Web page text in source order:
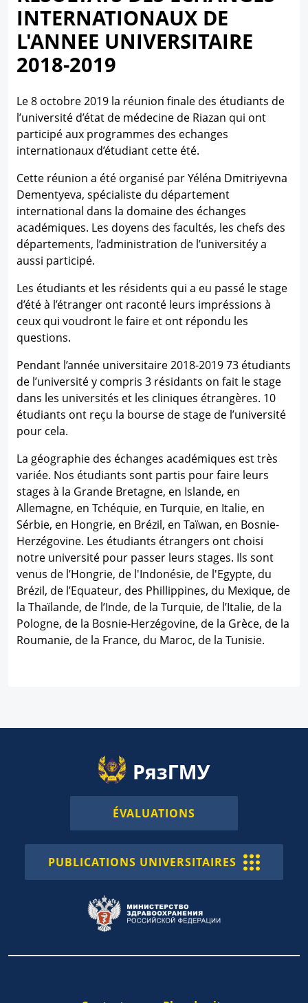
INTERNATIONAUX DE
L'ANNEE UNIVERSITAIRE
2018-2019
Le 8 octobre 2019 la réunion finale des étudiants de
l’université d’état de médecine de Riazan qui ont
participé aux programmes des echanges
internationaux d’étudiant cette été.
Cette réunion a été organisé par Yéléna Dmitriyevna
Dementyeva, spécialiste du département
international dans la domaine des échanges
académiques. Les doyens des facultés, les chefs des
départements, l’administration de l’universitéy a
aussi participé.
Les étudiants et les résidents qui a eu passé le stage
d’été à l’étranger ont raconté leurs impréssions à
ceux qui voudront le faire et ont répondu les
questions.
Pendant l’année universitaire 2018-2019 73 étudiants
de l’université y compris 3 résidants on fait le stage
dans les universités et les cliniques étrangères. 10
étudiants ont reçu la bourse de stage de l’université
pour cela.
La géographie des échanges académiques est très
variée. Nos étudiants sont partis pour faire leurs
stages à la Grande Bretagne, en Islande, en
Allemagne, en Tchéquie, en Turquie, en Italie, en
Sérbie, en Hongrie, en Brézil, en Taïwan, en Bosnie-
Herzégovine. Les étudiants étrangers ont choisi
notre université pour passer leurs stages. Ils sont
venus de l’Hongrie, de l'Indonésie, de l'Egypte, du
Brézil, de l’Equateur, des Phillippines, du Mexique, de
la Thaïlande, de l’Inde, de la Turquie, de l’Italie, de la
Pologne, de la Bosnie-Herzégovine, de la Grèce, de la
Roumanie, de la France, du Maroc, de la Tunisie.
ÉVALUATIONS
PUBLICATIONS UNIVERSITAIRES